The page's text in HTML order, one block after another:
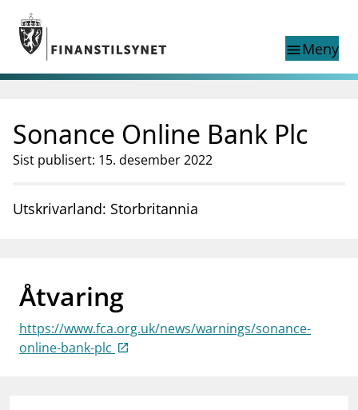
Gå til hovedinnhold
Gå til søkesiden
menuMeny
nettstedet
language
English
English
English home page
Tilsyn
Finanstilsynets registre
businessOm Finanstilsynet
mail_outlineKontakt oss
Sonance Online Bank Plc
Sist publisert: 15. desember 2022
Utskrivarland: Storbritannia
Åtvaring
https://www.fca.org.uk/news/warnings/sonance-
online-bank-plc